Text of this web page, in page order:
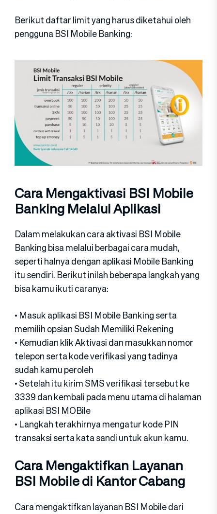
Berikut daftar limit yang harus diketahui oleh
pengguna BSI Mobile Banking:
Cara Mengaktivasi BSI Mobile
Banking Melalui Aplikasi
Dalam melakukan cara aktivasi BSI Mobile
Banking bisa melalui berbagai cara mudah,
seperti halnya dengan aplikasi Mobile Banking
itu sendiri. Berikut inilah beberapa langkah yang
bisa kamu ikuti caranya:
• Masuk aplikasi BSI Mobile Banking serta
memilih opsian Sudah Memiliki Rekening
• Kemudian klik Aktivasi dan masukkan nomor
telepon serta kode verifikasi yang tadinya
sudah kamu peroleh
• Setelah itu kirim SMS verifikasi tersebut ke
3339 dan kembali pada menu utama di halaman
aplikasi BSI MOBile
• Langkah terakhirnya mengatur kode PIN
transaksi serta kata sandi untuk akun kamu.
Cara Mengaktifkan Layanan
BSI Mobile di Kantor Cabang
Cara mengaktifkan layanan BSI Mobile dari